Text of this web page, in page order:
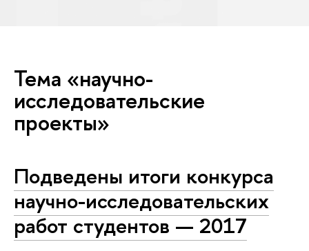
Тема «научно-
исследовательские
проекты»
Подведены итоги конкурса
научно-исследовательских
работ студентов — 2017